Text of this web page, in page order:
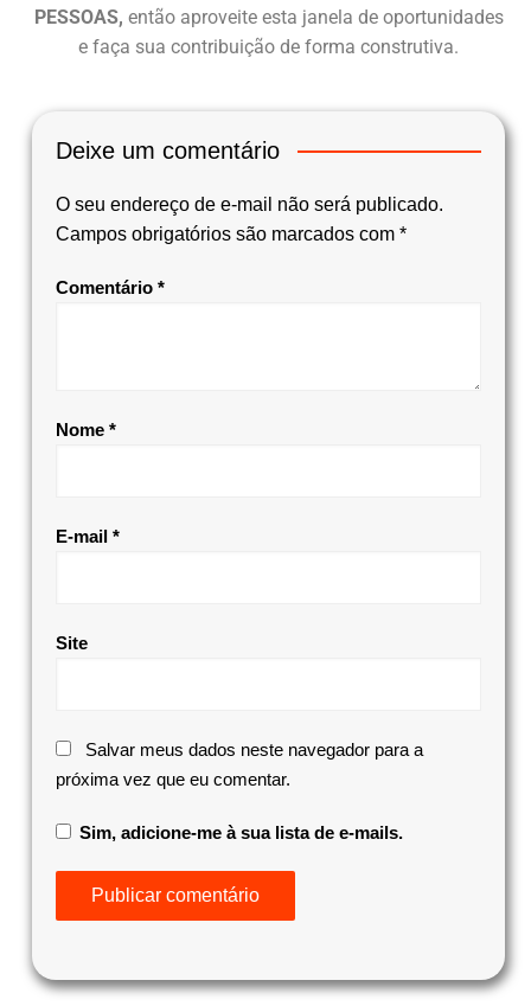
PESSOAS, então aproveite esta janela de oportunidades
e faça sua contribuição de forma construtiva.
Deixe um comentário
O seu endereço de e-mail não será publicado.
Campos obrigatórios são marcados com *
Comentário *
Nome *
E-mail *
Site
Salvar meus dados neste navegador para a
próxima vez que eu comentar.
Sim, adicione-me à sua lista de e-mails.